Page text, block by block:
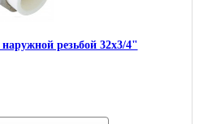
резьбой 32х3/4"